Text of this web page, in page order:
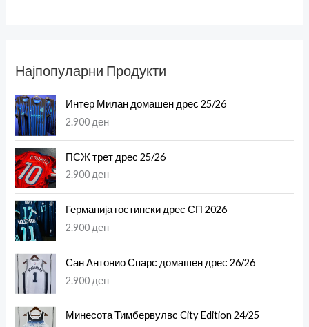
Најпопуларни Продукти
Интер Милан домашен дрес 25/26
2.900 ден
ПСЖ трет дрес 25/26
2.900 ден
Германија гостински дрес СП 2026
2.900 ден
Сан Антонио Спарс домашен дрес 26/26
2.900 ден
Минесота Тимбервулвс City Edition 24/25